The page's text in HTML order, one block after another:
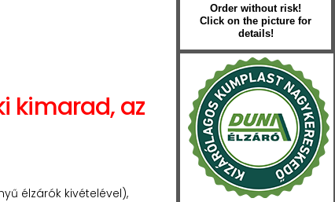
kimarad, az
élzárók kivételével),
Order without risk!
Click on the picture for
details!